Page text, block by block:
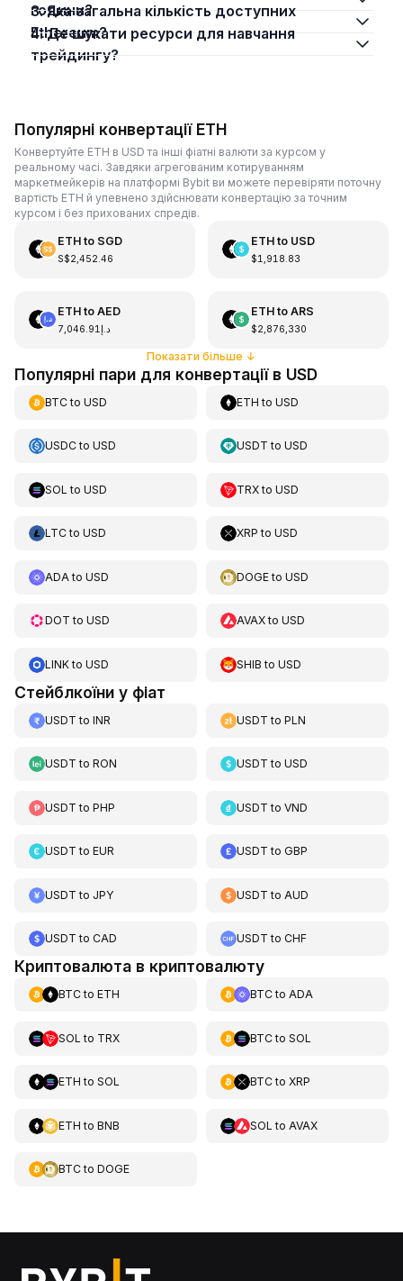
години?
3. Яка загальна кількість доступних
Ethereum?
4. Де шукати ресурси для навчання
трейдингу?
Популярні конвертації ETH
Конвертуйте ETH в USD та інші фіатні валюти за курсом у
реальному часі. Завдяки агрегованим котируванням
маркетмейкерів на платформі Bybit ви можете перевіряти поточну
вартість ETH й упевнено здійснювати конвертацію за точним
курсом і без прихованих спредів.
ETHto SGD
S$2,452.46
ETHto USD
$1,918.83
ETHto AED
د.إ7,046.91
ETHto ARS
$2,876,330
Показати більше ↓
Популярні пари для конвертації в USD
BTCto USD ETH toUSD
USDCto USD USDT toUSD
SOL to USD TRXtoUSD
LTCto USD XRP toUSD
ADA to USD DOGEtoUSD
DOT to USD AVAXtoUSD
LINKto USD SHIB toUSD
Стейблкоїни у фіат
USDT to INR USDT toPLN
USDT to RON USDT toUSD
USDT to PHP USDT toVND
USDT to EUR USDT toGBP
USDT to JPY USDT to AUD
USDT to CAD USDT toCHF
Криптовалюта в криптовалюту
BTCto ETH BTCto ADA
SOL to TRX BTCto SOL
ETH to SOL BTCto XRP
ETH to BNB SOL to AVAX
BTCto DOGE